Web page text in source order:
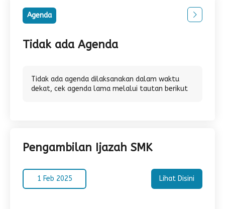
Agenda
Tidak ada Agenda
Tidak ada agenda dilaksanakan dalam waktu
dekat, cek agenda lama melalui tautan berikut
Pengambilan Ijazah SMK
1 Feb 2025 Lihat Disini